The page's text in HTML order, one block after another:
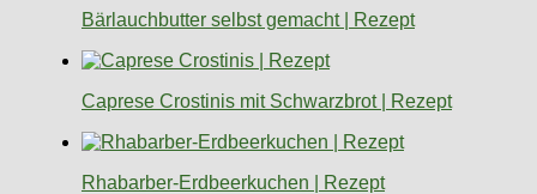
Bärlauchbutter selbst gemacht | Rezept
Caprese Crostinis mit Schwarzbrot | Rezept
Rhabarber-Erdbeerkuchen | Rezept